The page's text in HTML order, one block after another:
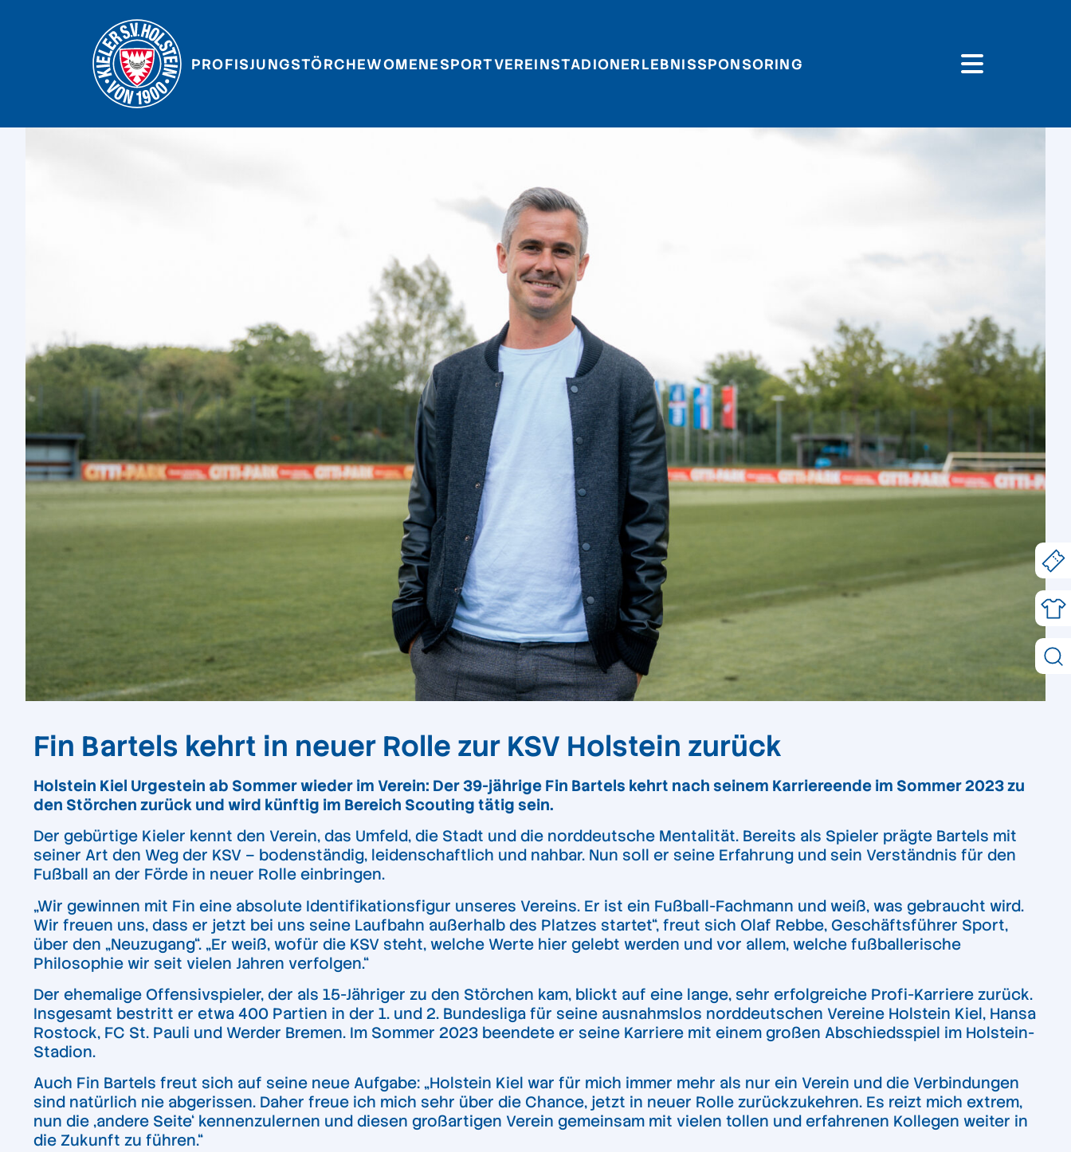
PROFISJUNGSTÖRCHEWOMENESPORTVEREINSTADIONERLEBNISSPONSORING
Fin Bartels kehrt in neuer Rolle zur KSV Holstein zurück
Holstein Kiel Urgestein ab Sommer wieder im Verein: Der 39-jährige Fin Bartels kehrt nach seinem Karriereende im Sommer 2023 zu
den Störchen zurück und wird künftig im Bereich Scouting tätig sein.
Der gebürtige Kieler kennt den Verein, das Umfeld, die Stadt und die norddeutsche Mentalität. Bereits als Spieler prägte Bartels mit
seiner Art den Weg der KSV – bodenständig, leidenschaftlich und nahbar. Nun soll er seine Erfahrung und sein Verständnis für den
Fußball an der Förde in neuer Rolle einbringen.
„Wir gewinnen mit Fin eine absolute Identifikationsfigur unseres Vereins. Er ist ein Fußball-Fachmann und weiß, was gebraucht wird.
Wir freuen uns, dass er jetzt bei uns seine Laufbahn außerhalb des Platzes startet“, freut sich Olaf Rebbe, Geschäftsführer Sport,
über den „Neuzugang“. „Er weiß, wofür die KSV steht, welche Werte hier gelebt werden und vor allem, welche fußballerische
Philosophie wir seit vielen Jahren verfolgen.“
Der ehemalige Offensivspieler, der als 15-Jähriger zu den Störchen kam, blickt auf eine lange, sehr erfolgreiche Profi-Karriere zurück.
Insgesamt bestritt er etwa 400 Partien in der 1. und 2. Bundesliga für seine ausnahmslos norddeutschen Vereine Holstein Kiel, Hansa
Rostock, FC St. Pauli und Werder Bremen. Im Sommer 2023 beendete er seine Karriere mit einem großen Abschiedsspiel im Holstein-
Stadion.
Auch Fin Bartels freut sich auf seine neue Aufgabe: „Holstein Kiel war für mich immer mehr als nur ein Verein und die Verbindungen
sind natürlich nie abgerissen. Daher freue ich mich sehr über die Chance, jetzt in neuer Rolle zurückzukehren. Es reizt mich extrem,
nun die ‚andere Seite‘ kennenzulernen und diesen großartigen Verein gemeinsam mit vielen tollen und erfahrenen Kollegen weiter in
die Zukunft zu führen.“